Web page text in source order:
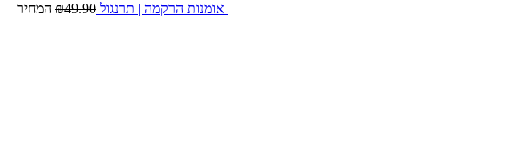
אומנות הרקמה | תרנגול ₪49.90
המחיר